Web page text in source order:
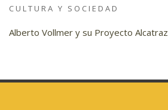
CULTURA Y SOCIEDAD
Alberto Vollmer y su Proyecto Alcatraz